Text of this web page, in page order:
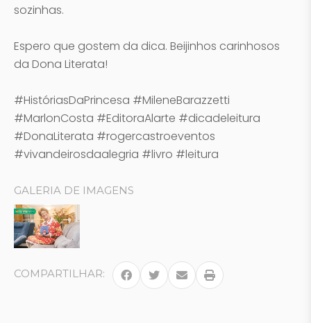
sozinhas.
Espero que gostem da dica. Beijinhos carinhosos
da Dona Literata!
#HistóriasDaPrincesa #MileneBarazzetti
#MarlonCosta #EditoraAlarte #dicadeleitura
#DonaLiterata #rogercastroeventos
#vivandeirosdaalegria #livro #leitura
GALERIA DE IMAGENS
COMPARTILHAR: